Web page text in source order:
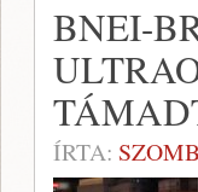
BNEI-
ÍRTA: